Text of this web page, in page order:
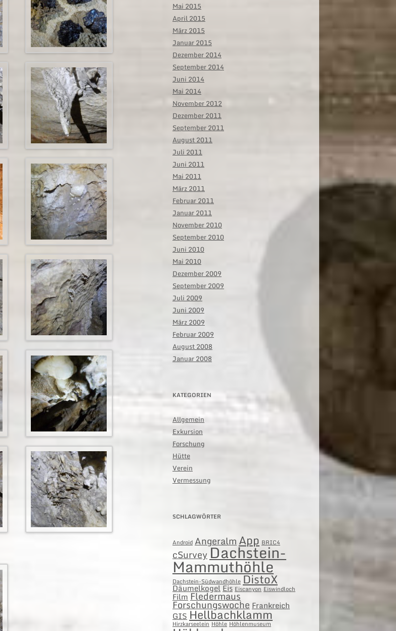
Mai 2015
April 2015
März 2015
Januar 2015
Dezember 2014
September 2014
Juni 2014
Mai 2014
November 2012
Dezember 2011
September 2011
August 2011
Juli 2011
Juni 2011
Mai 2011
März 2011
Februar 2011
Januar 2011
November 2010
September 2010
Juni 2010
Mai 2010
Dezember 2009
September 2009
Juli 2009
Juni 2009
März 2009
Februar 2009
August 2008
Januar 2008
KATEGORIEN
Allgemein
Exkursion
Forschung
Hütte
Verein
Vermessung
SCHLAGWÖRTER
Android AngeralmApp BRIC4
cSurveyDachstein-
Mammuthöhle
Dachstein-Südwandhöhle DistoX
DäumelkogelEis Eiscanyon Eiswindloch
Film Fledermaus
Forschungswoche Frankreich
GIS Hellbachklamm
Hirzkarseelein Höhle Höhlenmuseum